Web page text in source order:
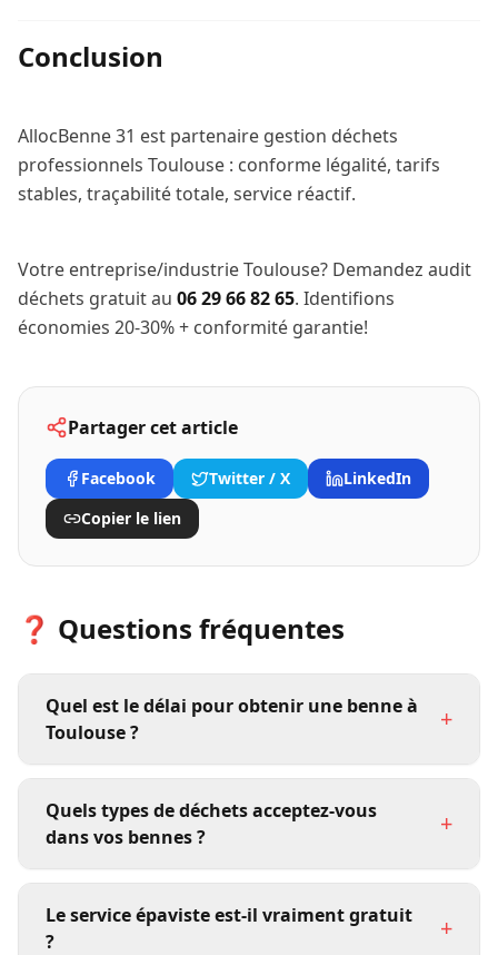
Conclusion
AllocBenne 31 est partenaire gestion déchets
professionnels Toulouse : conforme légalité, tarifs
stables, traçabilité totale, service réactif.
Votre entreprise/industrie Toulouse? Demandez audit
déchets gratuit au 06 29 66 82 65. Identifions
économies 20-30% + conformité garantie!
Partager cet article
Facebook Twitter / X
LinkedIn
Copier le lien
❓ Questions fréquentes
Quel est le délai pour obtenir une benne à
Toulouse ?
+
Quels types de déchets acceptez-vous
dans vos bennes ?
+
Le service épaviste est-il vraiment gratuit
?
+